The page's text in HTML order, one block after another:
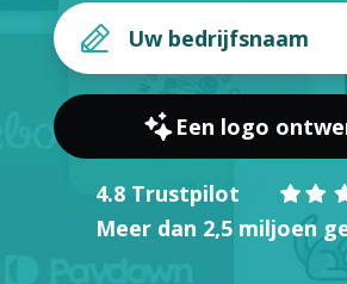
Blog
INLOGGEN
Een logo
4.8 Trustpilot
Meer dan 2,5 miljoen